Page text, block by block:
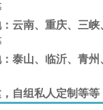
云南、重庆、三峡
泰山、临沂、青
自组私人定制等等